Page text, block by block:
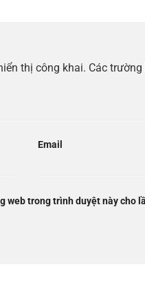
thị công khai. Các
Email
web trong trình duyệt này cho